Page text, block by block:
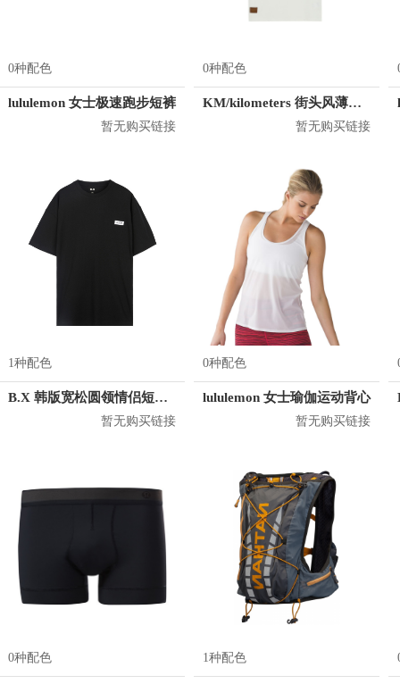
0种配色
lululemon 女士极速跑步短裤
暂无购买链接
0种配色
KM/kilometers 街头风薄款印花短袖T恤 男女同款 M2X2108248
暂无购买链接
1种配色
B.X 韩版宽松圆领情侣短袖T恤 男女同款 T-6202-002001
暂无购买链接
0种配色
lululemon 女士瑜伽运动背心
暂无购买链接
0种配色 1种配色